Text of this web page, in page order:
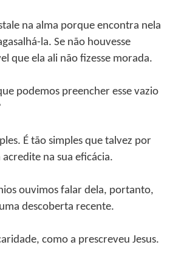
na alma porque encontra nela
la. Se não houvesse
que ela ali não fizesse morada.
podemos preencher esse vazio
É tão simples que talvez por
na sua eficácia.
ouvimos falar dela, portanto,
descoberta recente.
como a prescreveu Jesus.